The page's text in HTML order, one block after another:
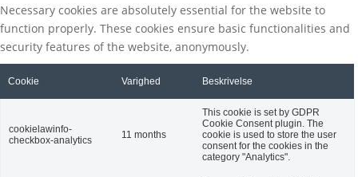
Necessary cookies are absolutely essential for the website to
function properly. These cookies ensure basic functionalities and
security features of the website, anonymously.
Cookie Varighed Beskrivelse
cookielawinfo-
checkbox-analytics
11 months
This cookie is set by GDPR
Cookie Consent plugin. The
cookie is used to store the user
consent for the cookies in the
category "Analytics".